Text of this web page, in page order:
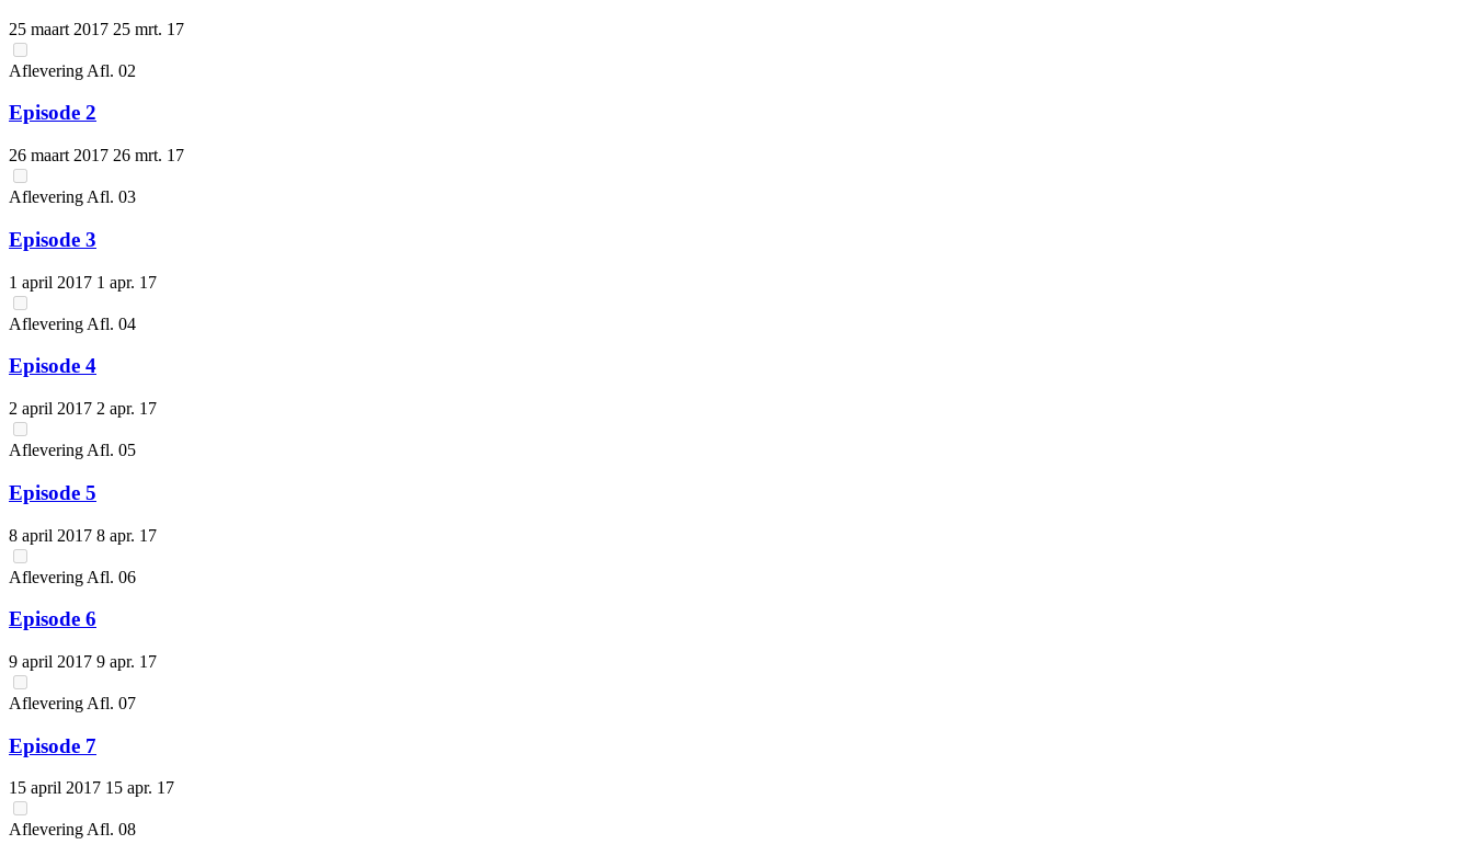
25 maart 2017 25 mrt. 17
Aflevering Afl. 02
Episode 2
26 maart 2017 26 mrt. 17
Aflevering Afl. 03
Episode 3
1 april 2017 1 apr. 17
Aflevering Afl. 04
Episode 4
2 april 2017 2 apr. 17
Aflevering Afl. 05
Episode 5
8 april 2017 8 apr. 17
Aflevering Afl. 06
Episode 6
9 april 2017 9 apr. 17
Aflevering Afl. 07
Episode 7
15 april 2017 15 apr. 17
Aflevering Afl. 08